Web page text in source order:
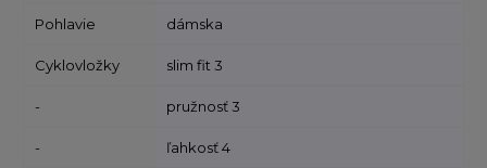
Pohlavie dámska
Cyklovložky slim fit 3
- pružnosť 3
- ľahkosť 4